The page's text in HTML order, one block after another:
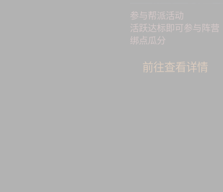
参与帮派活动
活跃达标即可参与阵营
绑点瓜分
前往查看详情